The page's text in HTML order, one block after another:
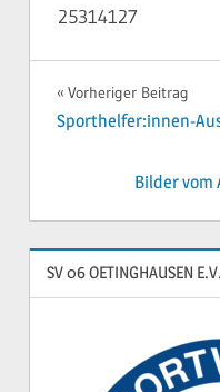
25314127
BREITENSPORT
BREITENSPORT
KURS
YOGA
Vorheriger Beitrag
Sporthelfer:innen-
Bilder vom
SV 06 OETINGHAUSEN E.V.